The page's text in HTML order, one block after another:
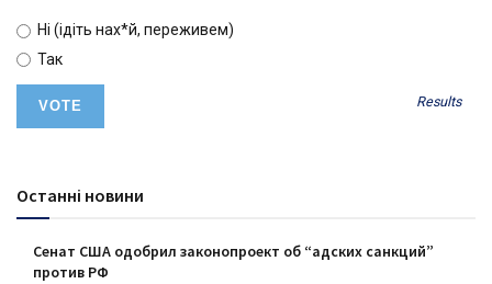
Ні (ідіть нах*й, переживем)
Так
Results
Останні новини
Сенат США одобрил законопроект об “адских санкций”
против РФ